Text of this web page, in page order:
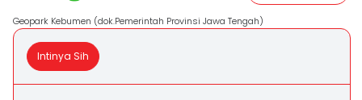
Geopark Kebumen (dok.Pemerintah Provinsi Jawa Tengah)
Intinya Sih